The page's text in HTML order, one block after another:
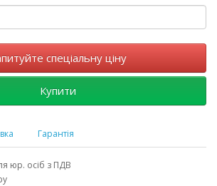
спеціальну ціну
Купити
Гарантія
юр. осіб з ПДВ